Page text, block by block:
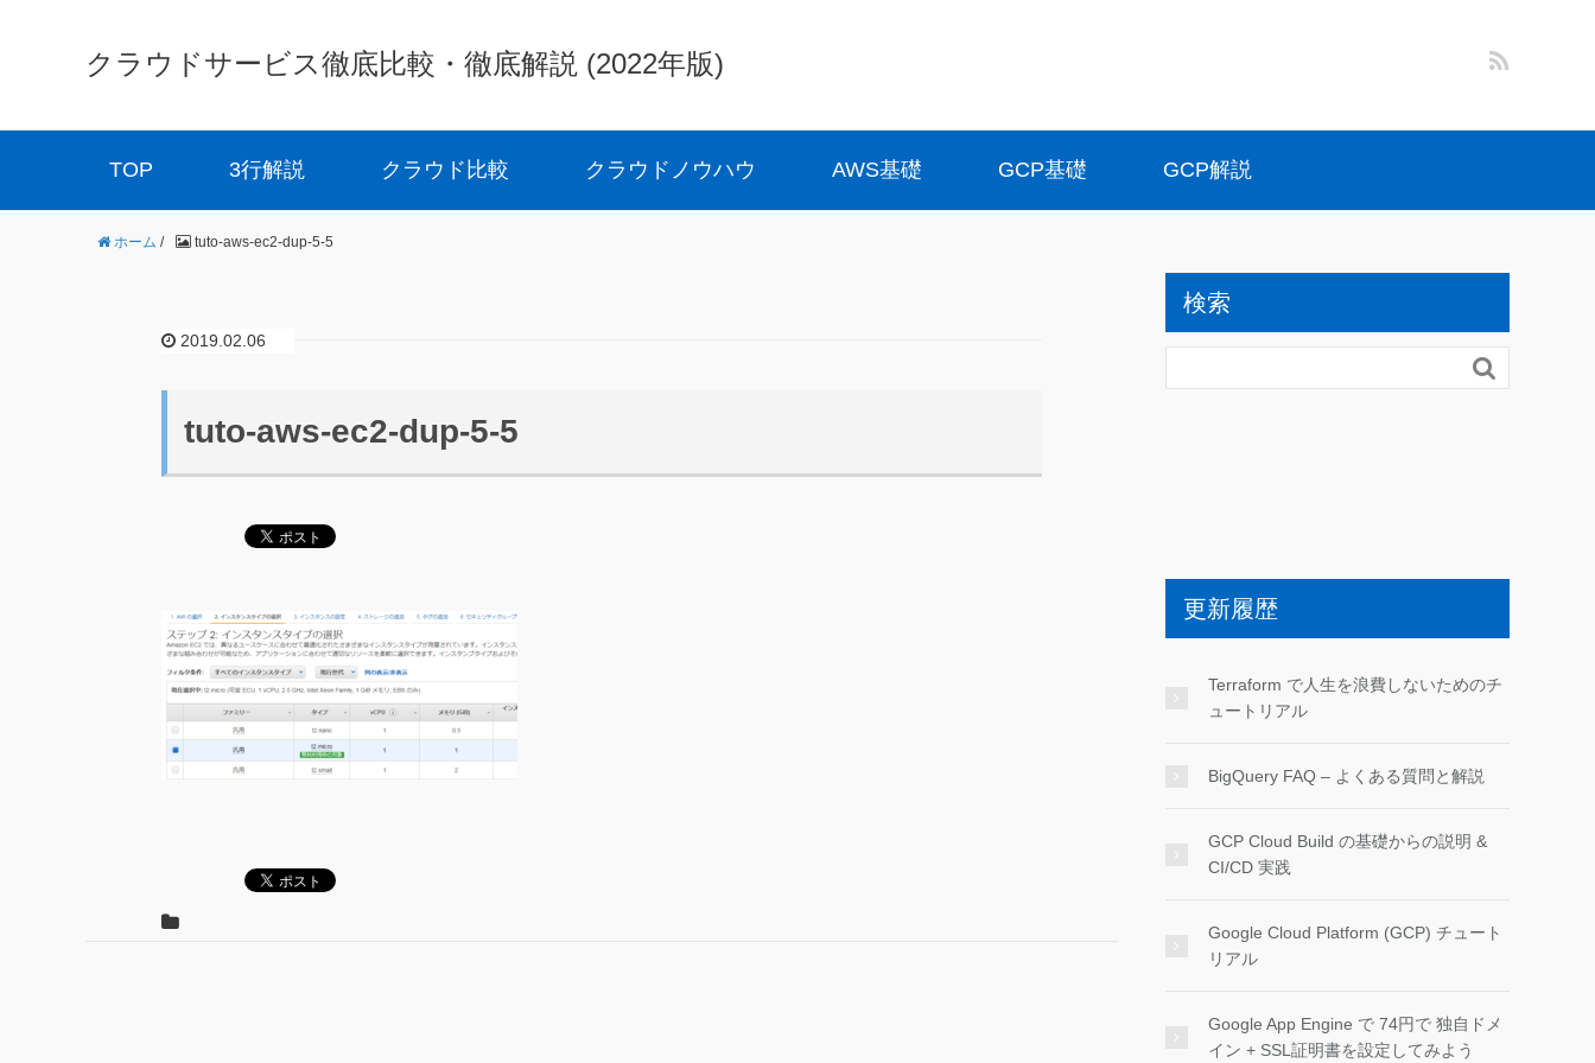
クラウドサービス徹底比較・徹底解説 (2022年版)
TOP 3行解説 クラウド比較 クラウドノウハウ AWS基礎 GCP基礎 GCP解説
ホーム / tuto-aws-ec2-dup-5-5
2019.02.06
tuto-aws-ec2-dup-5-5
検索

更新履歴
Terraform で人生を浪費しないためのチ
ュートリアル
BigQuery FAQ – よくある質問と解説
GCP Cloud Build の基礎からの説明 &
CI/CD 実践
Google Cloud Platform (GCP) チュート
リアル
Google App Engine で 74円で 独自ドメ
イン + SSL証明書を設定してみよう